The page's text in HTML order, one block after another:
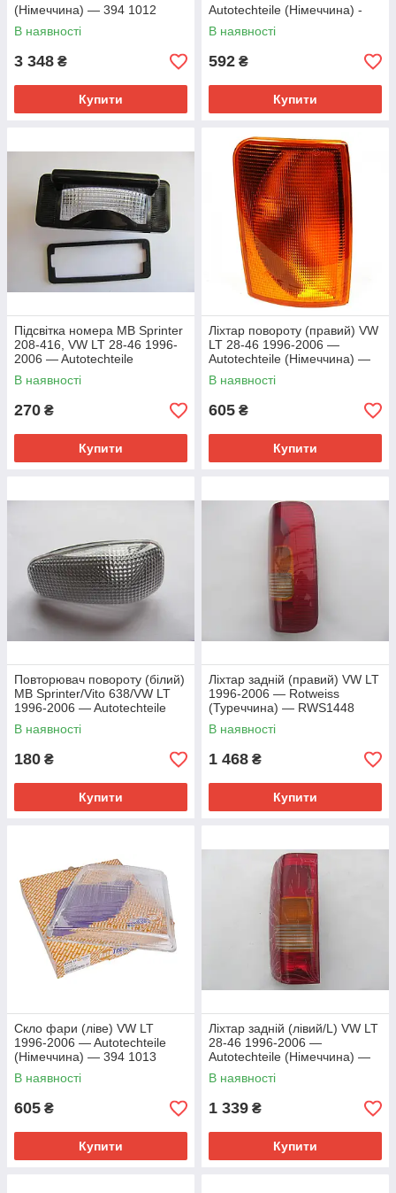
(Німеччина) — 394 1012
В наявності
3 348 ₴
Купити
Autotechteile (Німеччина) -
395 3013
В наявності
592 ₴
Купити
Підсвітка номера MB Sprinter
208-416, VW LT 28-46 1996-
2006 — Autotechteile
(Німеччина) — 100 8247
В наявності
270 ₴
Купити
Ліхтар повороту (правий) VW
LT 28-46 1996-2006 —
Autotechteile (Німеччина) —
395 3011
В наявності
605 ₴
Купити
Повторювач повороту (білий)
MB Sprinter/Vito 638/VW LT
1996-2006 — Autotechteile
(Німеччина) — 100 8237
В наявності
180 ₴
Купити
Ліхтар задній (правий) VW LT
1996-2006 — Rotweiss
(Туреччина) — RWS1448
В наявності
1 468 ₴
Купити
Скло фари (ліве) VW LT
1996-2006 — Autotechteile
(Німеччина) — 394 1013
В наявності
605 ₴
Купити
Ліхтар задній (лівий/L) VW LT
28-46 1996-2006 —
Autotechteile (Німеччина) —
394 5017
В наявності
1 339 ₴
Купити